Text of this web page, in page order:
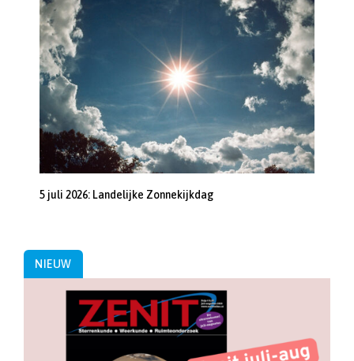
5 juli 2026: Landelijke Zonnekijkdag
NIEUW